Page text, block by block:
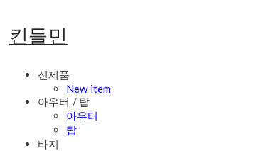
킨들민
신제품
New item
아우터 / 탑
아우터
탑
바지